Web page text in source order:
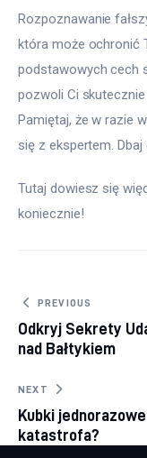
Rozpoznawanie
która może ochronić
podstawowych cech
pozwoli Ci
Pamiętaj, że w razie
się z ekspertem.
Tutaj dowiesz się
koniecznie!
Nawigacja
wpisu
PREVIOUS
Odkryj Sekrety
nad Bałtykiem
NEXT
Kubki
katastrofa?